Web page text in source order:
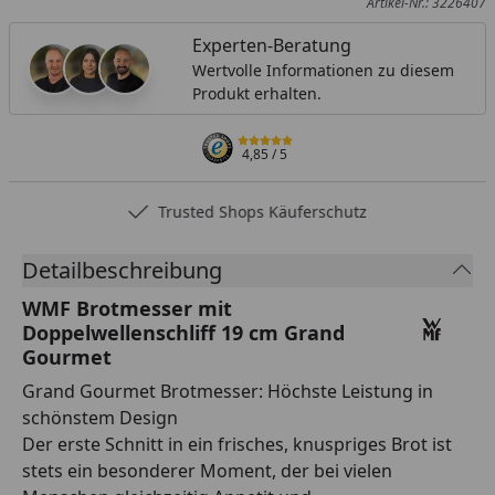
Klinge, Kropf und Griff sorgt für perfekte Hygiene und
für ein Messer, das sich anfühlt als wäre es aus einem
Stück gefertigt. · Made in Germany - Mit viel Sorgfalt aus
hochwertigen Materialien in eigener Klingenschmiede
Funktionalität in höchster Qualität.
Experten-Beratung
Wertvolle Informationen zu diesem
Produkt erhalten.
4,85/ 5
Trusted Shops Käuferschutz
Detailbeschreibung
WMF Brotmesser mit
Doppelwellenschliff 19 cm Grand
Gourmet
Grand Gourmet Brotmesser: Höchste Leistung in
schönstem Design
Der erste Schnitt in ein frisches, knuspriges Brot ist
stets ein besonderer Moment, der bei vielen